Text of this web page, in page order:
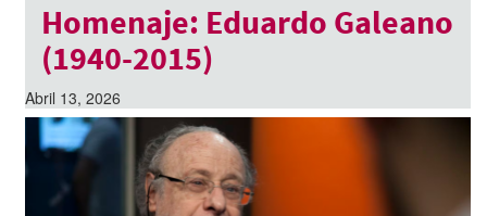
Homenaje: Eduardo Galeano
(1940-2015)
Abril 13, 2026